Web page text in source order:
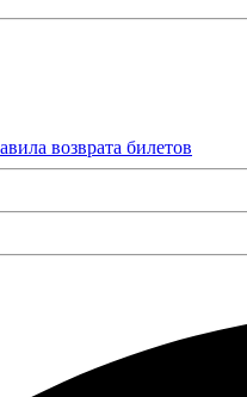
возврата билетов